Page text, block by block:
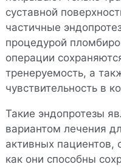
суставной
частичные
процедурой
операции
тренеруемость, а
чувствительность в
Такие эндопротезы
вариантом лечения
активных пациентов,
как они способны